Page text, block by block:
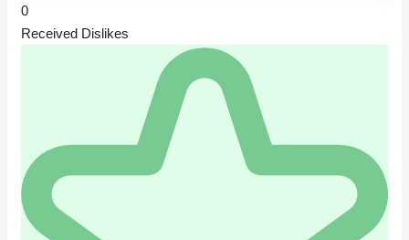
0
Received Dislikes